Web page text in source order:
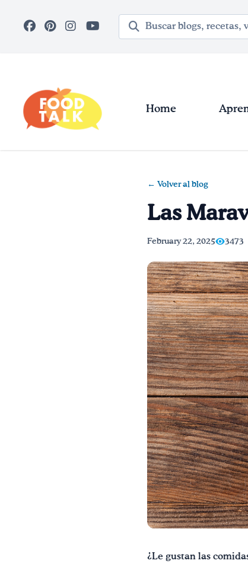
Término de búsqueda
Home
← Volver al blog
Las
February 22, 2025 3473
¿Le gustan las